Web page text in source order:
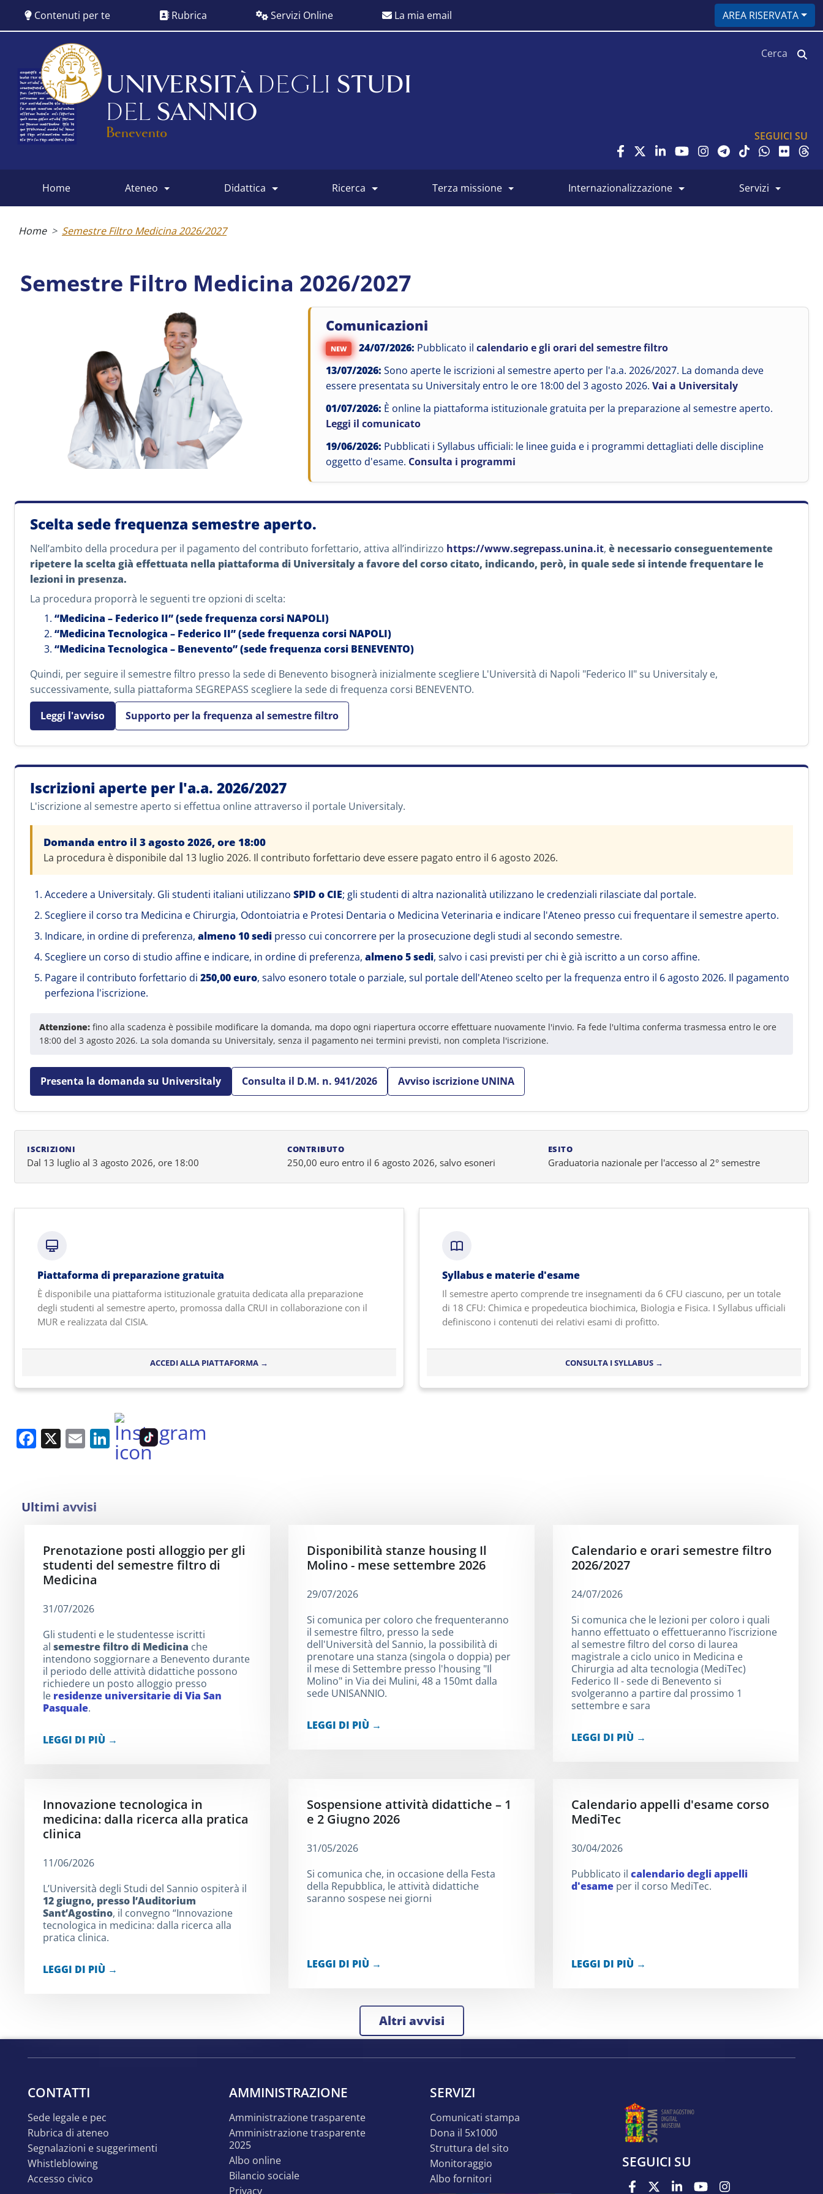
contenuto
Contenuti per te Rubrica Servizi Online La mia email AREA RISERVATA
UNIVERSITÀ DEGLI STUDI
DEL SANNIO
Benevento SEGUICI SU
menu
home ateneo didattica ricerca terza missione internazionalizzazione servizi
Home Semestre Filtro Medicina 2026/2027
Semestre Filtro Medicina 2026/2027
Comunicazioni
NEW 24/07/2026: Pubblicato il calendario e gli orari del semestre filtro
13/07/2026: Sono aperte le iscrizioni al semestre aperto per l'a.a. 2026/2027. La domanda deve
essere presentata su Universitaly entro le ore 18:00 del 3 agosto 2026. Vai a Universitaly
01/07/2026: È online la piattaforma istituzionale gratuita per la preparazione al semestre aperto.
Leggi il comunicato
19/06/2026: Pubblicati i Syllabus ufficiali: le linee guida e i programmi dettagliati delle discipline
oggetto d'esame. Consulta i programmi
Scelta sede frequenza semestre aperto.
Nell’ambito della procedura per il pagamento del contributo forfettario, attiva all’indirizzo https://www.segrepass.unina.it, è necessario conseguentemente
ripetere la scelta già effettuata nella piattaforma di Universitaly a favore del corso citato, indicando, però, in quale sede si intende frequentare le
lezioni in presenza.
La procedura proporrà le seguenti tre opzioni di scelta:
“Medicina – Federico II” (sede frequenza corsi NAPOLI)
“Medicina Tecnologica – Federico II” (sede frequenza corsi NAPOLI)
“Medicina Tecnologica – Benevento” (sede frequenza corsi BENEVENTO)
Quindi, per seguire il semestre filtro presso la sede di Benevento bisognerà inizialmente scegliere L'Università di Napoli "Federico II" su Universitaly e,
successivamente, sulla piattaforma SEGREPASS scegliere la sede di frequenza corsi BENEVENTO.
Leggi l'avviso
Supporto per la frequenza al semestre filtro
Iscrizioni aperte per l'a.a. 2026/2027
L'iscrizione al semestre aperto si effettua online attraverso il portale Universitaly.
Domanda entro il 3 agosto 2026, ore 18:00
La procedura è disponibile dal 13 luglio 2026. Il contributo forfettario deve essere pagato entro il 6 agosto 2026.
Accedere a Universitaly. Gli studenti italiani utilizzano SPID o CIE; gli studenti di altra nazionalità utilizzano le credenziali rilasciate dal portale.
Scegliere il corso tra Medicina e Chirurgia, Odontoiatria e Protesi Dentaria o Medicina Veterinaria e indicare l'Ateneo presso cui frequentare il semestre aperto.
Indicare, in ordine di preferenza, almeno 10 sedi presso cui concorrere per la prosecuzione degli studi al secondo semestre.
Scegliere un corso di studio affine e indicare, in ordine di preferenza, almeno 5 sedi, salvo i casi previsti per chi è già iscritto a un corso affine.
Pagare il contributo forfettario di 250,00 euro, salvo esonero totale o parziale, sul portale dell'Ateneo scelto per la frequenza entro il 6 agosto 2026. Il pagamento
perfeziona l'iscrizione.
Attenzione: fino alla scadenza è possibile modificare la domanda, ma dopo ogni riapertura occorre effettuare nuovamente l'invio. Fa fede l'ultima conferma trasmessa entro le ore
18:00 del 3 agosto 2026. La sola domanda su Universitaly, senza il pagamento nei termini previsti, non completa l'iscrizione.
Presenta la domanda su Universitaly Consulta il D.M. n. 941/2026 Avviso iscrizione UNINA
ISCRIZIONI
Dal 13 luglio al 3 agosto 2026, ore 18:00
CONTRIBUTO
250,00 euro entro il 6 agosto 2026, salvo esoneri
ESITO
Graduatoria nazionale per l'accesso al 2° semestre
Piattaforma di preparazione gratuita
È disponibile una piattaforma istituzionale gratuita dedicata alla preparazione
degli studenti al semestre aperto, promossa dalla CRUI in collaborazione con il
MUR e realizzata dal CISIA.
ACCEDI ALLA PIATTAFORMA →
Syllabus e materie d'esame
Il semestre aperto comprende tre insegnamenti da 6 CFU ciascuno, per un totale
di 18 CFU: Chimica e propedeutica biochimica, Biologia e Fisica. I Syllabus ufficiali
definiscono i contenuti dei relativi esami di profitto.
CONSULTA I SYLLABUS →
Facebook
X EmailLinkedIn
Ultimi avvisi
Prenotazione posti alloggio per gli
studenti del semestre filtro di
Medicina
31/07/2026
Gli studenti e le studentesse iscritti
al semestre filtro di Medicina che
intendono soggiornare a Benevento durante
il periodo delle attività didattiche possono
richiedere un posto alloggio presso
le residenze universitarie di Via San
Pasquale.
LEGGI DI PIÙ →
Disponibilità stanze housing Il
Molino - mese settembre 2026
29/07/2026
Si comunica per coloro che frequenteranno
il semestre filtro, presso la sede
dell'Università del Sannio, la possibilità di
prenotare una stanza (singola o doppia) per
il mese di Settembre presso l'housing "Il
Molino" in Via dei Mulini, 48 a 150mt dalla
sede UNISANNIO.
LEGGI DI PIÙ →
Calendario e orari semestre filtro
2026/2027
24/07/2026
Si comunica che le lezioni per coloro i quali
hanno effettuato o effettueranno l’iscrizione
al semestre filtro del corso di laurea
magistrale a ciclo unico in Medicina e
Chirurgia ad alta tecnologia (MediTec)
Federico II - sede di Benevento si
svolgeranno a partire dal prossimo 1
settembre e sara
LEGGI DI PIÙ →
Innovazione tecnologica in
medicina: dalla ricerca alla pratica
clinica
11/06/2026
L’Università degli Studi del Sannio ospiterà il
12 giugno, presso l’Auditorium
Sant’Agostino, il convegno “Innovazione
tecnologica in medicina: dalla ricerca alla
pratica clinica.
LEGGI DI PIÙ →
Sospensione attività didattiche – 1
e 2 Giugno 2026
31/05/2026
Si comunica che, in occasione della Festa
della Repubblica, le attività didattiche
saranno sospese nei giorni
LEGGI DI PIÙ →
Calendario appelli d'esame corso
MediTec
30/04/2026
Pubblicato il calendario degli appelli
d'esameper il corso MediTec.
LEGGI DI PIÙ →
altri avvisi
CONTATTI
sede legale e pec
rubrica di ateneo
segnalazioni e suggerimenti
whistleblowing
accesso civico
AMMINISTRAZIONE
amministrazione trasparente
amministrazione trasparente
2025
albo online
bilancio sociale
privacy
SERVIZI
comunicati stampa
dona il 5x1000
struttura del sito
monitoraggio
albo fornitori
SEGUICI SU